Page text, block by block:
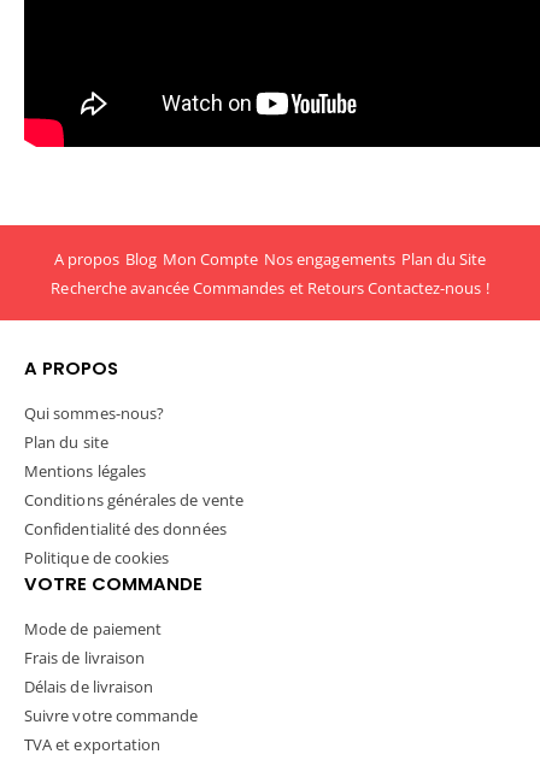
A propos Blog Mon Compte Nos engagements Plan du Site
Recherche avancéeCommandes et RetoursContactez-nous !
A PROPOS
Qui sommes-nous?
Plan du site
Mentions légales
Conditions générales de vente
Confidentialité des données
Politique de cookies
VOTRE COMMANDE
Mode de paiement
Frais de livraison
Délais de livraison
Suivre votre commande
TVA et exportation